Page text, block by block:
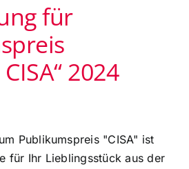
für
2024
Publikumspreis "CISA" ist
für Ihr Lieblingsstück aus der